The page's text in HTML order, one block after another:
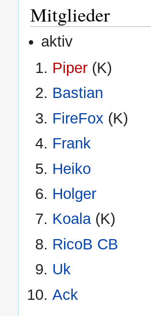
Mitglieder
aktiv
Piper(K)
Bastian
FireFox (K)
Frank
Heiko
Holger
Koala(K)
RicoB CB
Uk
Ack